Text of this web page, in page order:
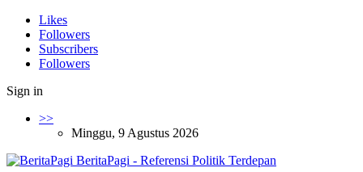
Likes
Followers
Subscribers
Followers
Sign in
>>
Minggu, 9 Agustus 2026
BeritaPagi - Referensi Politik Terdepan